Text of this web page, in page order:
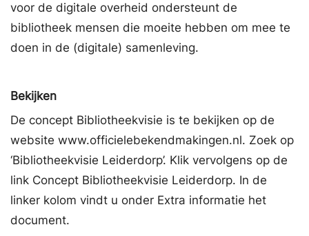
voor de digitale overheid ondersteunt de
bibliotheek mensen die moeite hebben om mee te
doen in de (digitale) samenleving.
Bekijken
De concept Bibliotheekvisie is te bekijken op de
website www.officielebekendmakingen.nl. Zoek op
‘Bibliotheekvisie Leiderdorp’. Klik vervolgens op de
link Concept Bibliotheekvisie Leiderdorp. In de
linker kolom vindt u onder Extra informatie het
document.